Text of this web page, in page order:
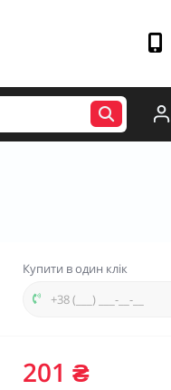
Купити в один клік
201 ₴